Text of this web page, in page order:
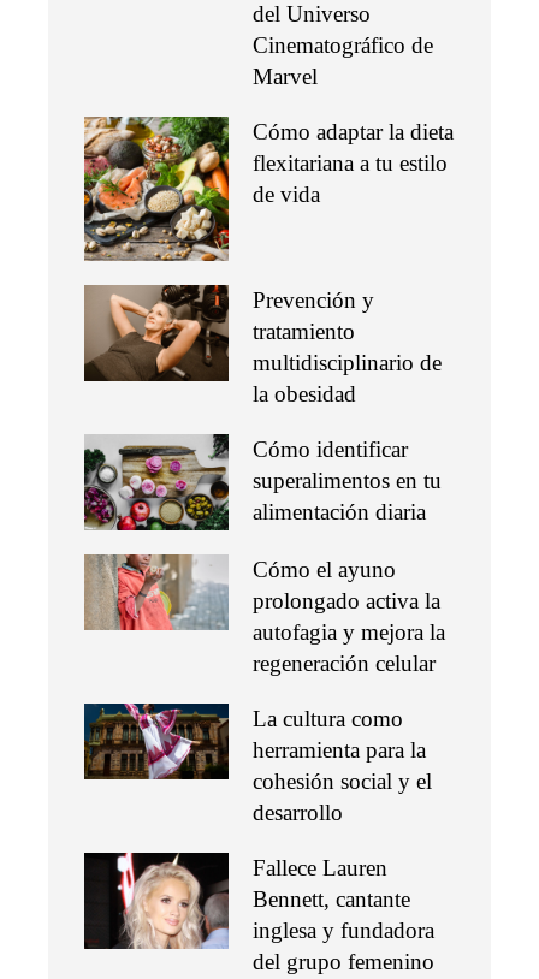
del Universo
Cinematográfico de
Marvel
Cómo adaptar la dieta
flexitariana a tu estilo
de vida
Prevención y
tratamiento
multidisciplinario de
la obesidad
Cómo identificar
superalimentos en tu
alimentación diaria
Cómo el ayuno
prolongado activa la
autofagia y mejora la
regeneración celular
La cultura como
herramienta para la
cohesión social y el
desarrollo
Fallece Lauren
Bennett, cantante
inglesa y fundadora
del grupo femenino